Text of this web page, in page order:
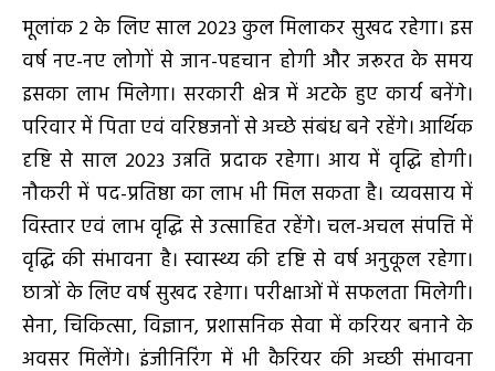
मूलांक 2 के लिए साल 2023 कुल मिलाकर सुखद रहेगा। इस
वर्ष नए-नए लोगों से जान-पहचान होगी और जरूरत के समय
इसका लाभ मिलेगा। सरकारी क्षेत्र में अटके हुए कार्य बनेंगे।
परिवार में पिता एवं वरिष्ठजनों से अच्छे संबंध बने रहेंगे। आर्थिक
दृष्टि से साल 2023 उन्नति प्रदाक रहेगा। आय में वृद्घि होगी।
नौकरी में पद-प्रतिष्ठा का लाभ भी मिल सकता है। व्यवसाय में
विस्तार एवं लाभ वृद्घि से उत्साहित रहेंगे। चल-अचल संपत्ति में
वृद्घि की संभावना है। स्वास्थ्य की दृष्टि से वर्ष अनुकूल रहेगा।
छात्रों के लिए वर्ष सुखद रहेगा। परीक्षाओं में सफलता मिलेगी।
सेना, चिकित्सा, विज्ञान, प्रशासनिक सेवा में करियर बनाने के
अवसर मिलेंगे। इंजीनिरिंग में भी कैरियर की अच्छी संभावना